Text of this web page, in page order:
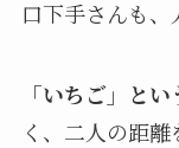
口下手さんも、
「いちご」と
く、二人の距離